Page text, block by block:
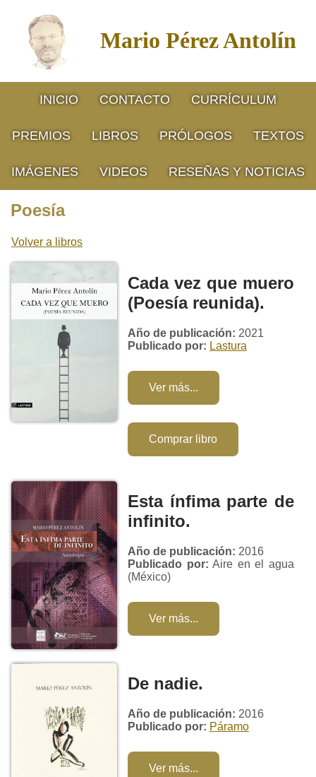
Mario Pérez Antolín
INICIO CONTACTO CURRÍCULUM
PREMIOS LIBROS PRÓLOGOS TEXTOS
IMÁGENES VIDEOS RESEÑAS Y NOTICIAS
Poesía
Volver a libros
Cada vez que muero
(Poesía reunida).
Año de publicación: 2021
Publicado por: Lastura
Ver más...
Comprar libro
Esta ínfima parte de
infinito.
Año de publicación: 2016
Publicado por: Aire en el agua
(México)
Ver más...
De nadie.
Año de publicación: 2016
Publicado por: Páramo
Ver más...